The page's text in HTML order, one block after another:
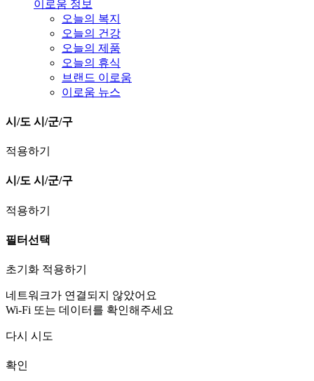
이로움 정보
오늘의 복지
오늘의 건강
오늘의 제품
오늘의 휴식
브랜드 이로움
이로움 뉴스
시/도 시/군/구
적용하기
시/도 시/군/구
적용하기
필터선택
초기화 적용하기
네트워크가 연결되지 않았어요
Wi-Fi 또는 데이터를 확인해주세요
다시 시도
확인